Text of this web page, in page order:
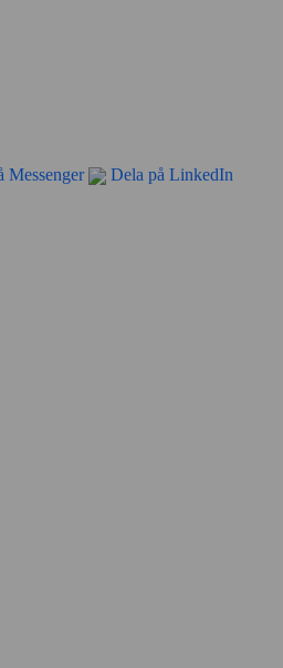
Messenger Dela på LinkedIn